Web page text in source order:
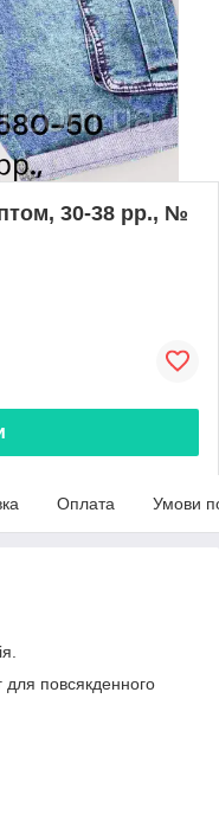
30-38 рр., №
Оплата Умови
для повсякденного